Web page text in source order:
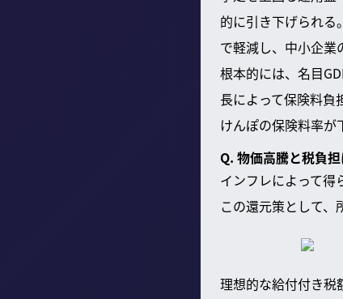
的に引き下げられ
で軽減し、中小企業
根本的には、名目
長によって保険料負
けんぽの保険料率が
Q. 物価高騰と税負
インフレによって得
この還元策として、
理想的な給付付き税